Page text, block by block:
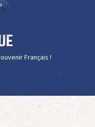
Français !